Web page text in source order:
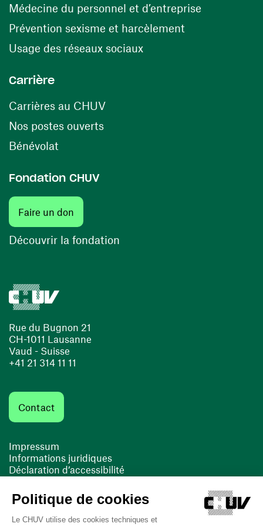
Rue du Bugnon 21
CH-1011 Lausanne
Vaud - Suisse
+41 21 314 11 11
Contact
Impressum
Informations juridiques
Déclaration d’accessibilité
Cookies
Médecine du personnel et d’entreprise
Prévention sexisme et harcèlement
Usage des réseaux sociaux(ouvre une nouvelle
Carrière
Carrières au CHUV(ouvre une nouvelle fenêtre)
Nos postes ouverts(ouvre une nouvelle fenêtre)
Bénévolat
Fondation CHUV
Faire un don
Découvrir la fondation